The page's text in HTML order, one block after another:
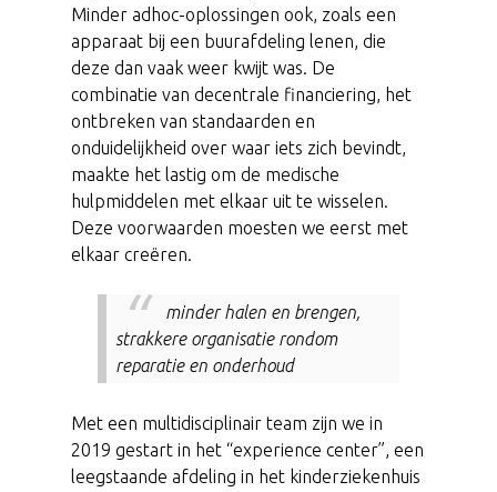
Minder adhoc-oplossingen ook, zoals een
apparaat bij een buurafdeling lenen, die
deze dan vaak weer kwijt was. De
combinatie van decentrale financiering, het
ontbreken van standaarden en
onduidelijkheid over waar iets zich bevindt,
maakte het lastig om de medische
hulpmiddelen met elkaar uit te wisselen.
Deze voorwaarden moesten we eerst met
elkaar creëren.
minder halen en brengen,
strakkere organisatie rondom
reparatie en onderhoud
Met een multidisciplinair team zijn we in
2019 gestart in het “experience center”, een
leegstaande afdeling in het kinderziekenhuis